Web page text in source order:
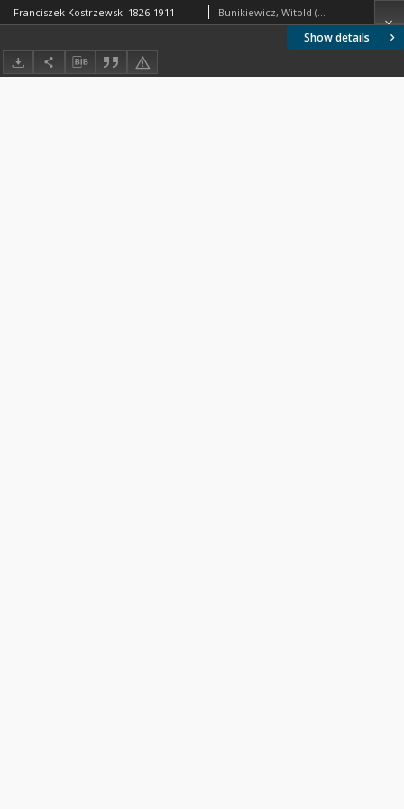
Show details
Franciszek Kostrzewski 1826-1911 Bunikiewicz, Witold (1885-1946).